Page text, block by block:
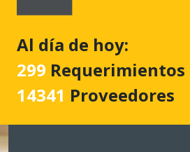
Al día de hoy:
299 Requerimientos
14341 Proveedores